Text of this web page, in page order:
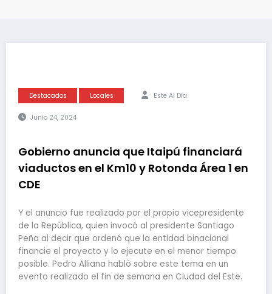
Destacados Locales Este Al Día
Junio 24, 2024
Gobierno anuncia que Itaipú financiará
viaductos en el Km10 y Rotonda Área 1 en
CDE
Y el anuncio fue realizado por el propio vicepresidente
de la República, quien invocó al presidente Santiago
Peña al decir que ordenó que la entidad binacional
financie el proyecto y lo ejecute en el menor tiempo
posible. Pedro Alliana habló sobre este tema en un
evento realizado el fin de semana en Ciudad del Este.